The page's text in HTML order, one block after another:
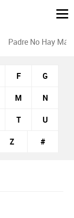
Padre No Hay
F G
M N
T U
Z #